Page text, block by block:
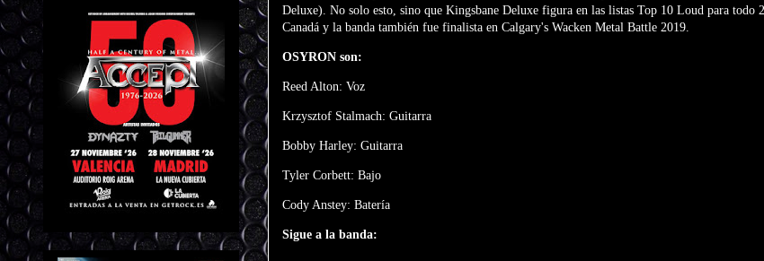
Deluxe). No solo esto, sino que Kingsbane Deluxe figura en las listas Top 10 Loud para todo
Canadá y la banda también fue finalista en Calgary's Wacken Metal Battle 2019.
OSYRON son:
Reed Alton: Voz
Krzysztof Stalmach: Guitarra
Bobby Harley: Guitarra
Tyler Corbett: Bajo
Cody Anstey: Batería
Sigue a la banda: